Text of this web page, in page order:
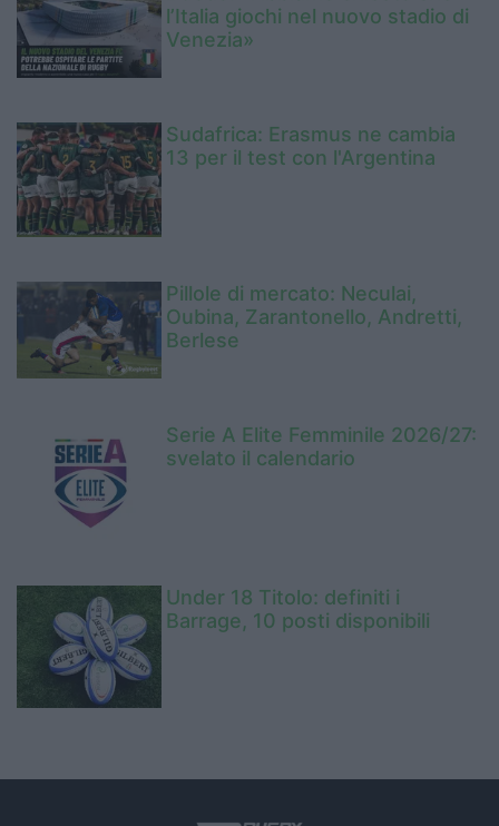
l’Italia giochi nel nuovo stadio di
Venezia»
Sudafrica: Erasmus ne cambia
13 per il test con l'Argentina
Pillole di mercato: Neculai,
Oubina, Zarantonello, Andretti,
Berlese
Serie A Elite Femminile 2026/27:
svelato il calendario
Under 18 Titolo: definiti i
Barrage, 10 posti disponibili